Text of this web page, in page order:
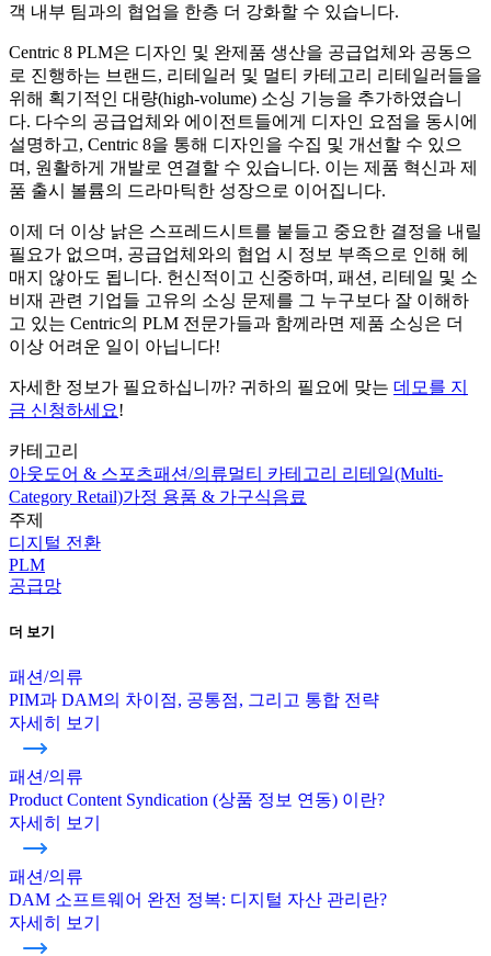
객 내부 팀과의 협업을 한층 더 강화할 수 있습니다.
Centric 8 PLM은 디자인 및 완제품 생산을 공급업체와 공동으
로 진행하는 브랜드, 리테일러 및 멀티 카테고리 리테일러들을
위해 획기적인 대량(high-volume) 소싱 기능을 추가하였습니
다. 다수의 공급업체와 에이전트들에게 디자인 요점을 동시에
설명하고, Centric 8을 통해 디자인을 수집 및 개선할 수 있으
며, 원활하게 개발로 연결할 수 있습니다. 이는 제품 혁신과 제
품 출시 볼륨의 드라마틱한 성장으로 이어집니다.
이제 더 이상 낡은 스프레드시트를 붙들고 중요한 결정을 내릴
필요가 없으며, 공급업체와의 협업 시 정보 부족으로 인해 헤
매지 않아도 됩니다. 헌신적이고 신중하며, 패션, 리테일 및 소
비재 관련 기업들 고유의 소싱 문제를 그 누구보다 잘 이해하
고 있는 Centric의 PLM 전문가들과 함께라면 제품 소싱은 더
이상 어려운 일이 아닙니다!
자세한 정보가 필요하십니까? 귀하의 필요에 맞는 데모를 지
금 신청하세요!
카테고리
아웃도어 & 스포츠패션/의류멀티 카테고리 리테일(Multi-
Category Retail)가정 용품 & 가구식음료
주제
디지털 전환
PLM
공급망
더 보기
패션/의류
PIM과 DAM의 차이점, 공통점, 그리고 통합 전략
자세히 보기
패션/의류
Product Content Syndication (상품 정보 연동) 이란?
자세히 보기
패션/의류
DAM 소프트웨어 완전 정복: 디지털 자산 관리란?
자세히 보기